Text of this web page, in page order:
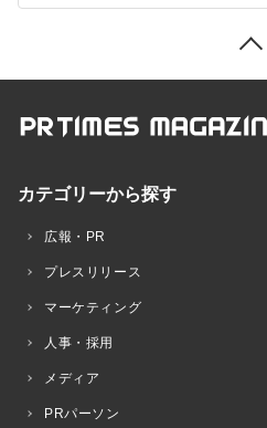
カテゴリーから探す
広報・PR
プレスリリース
マーケティング
人事・採用
メディア
PRパーソン